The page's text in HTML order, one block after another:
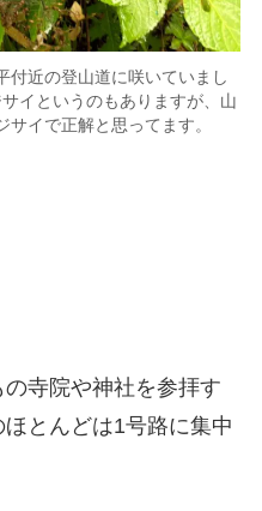
付近の登山道に咲いていまし
イというのもありますが、山
イで正解と思ってます。
寺院や神社を参拝す
とんどは1号路に集中